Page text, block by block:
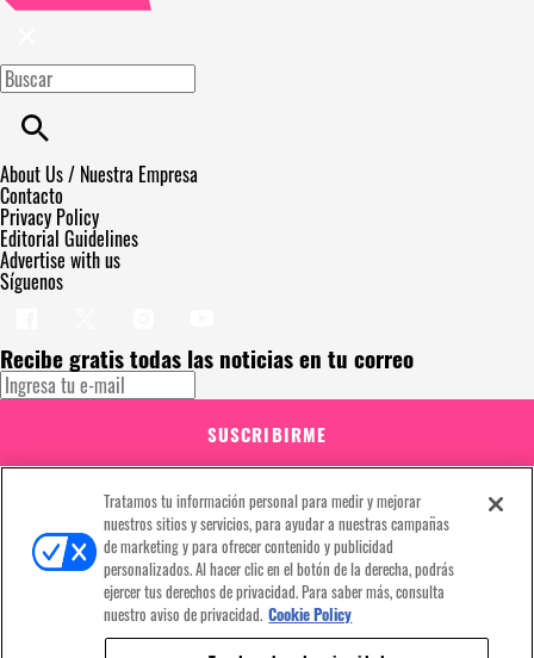
About Us / Nuestra Empresa
Contacto
Privacy Policy
Editorial Guidelines
Advertise with us
Síguenos
Recibe gratis todas las noticias en tu correo
SUSCRIBIRME
Este sitio está protegido por reCAPTCHA y GooglePolítica de privacidady
Condiciones de servicio. Suscribirse implica aceptar los
términos y condiciones
¡Muchas gracias!Ya estás suscrito a nuestro newsletter
Recibe gratis todas las noticias en tu correo
Tratamos tu información personal para medir y mejorar
nuestros sitios y servicios, para ayudar a nuestras campañas
de marketing y para ofrecer contenido y publicidad
personalizados. Al hacer clic en el botón de la derecha, podrás
ejercer tus derechos de privacidad. Para saber más, consulta
nuestro aviso de privacidad. Cookie Policy